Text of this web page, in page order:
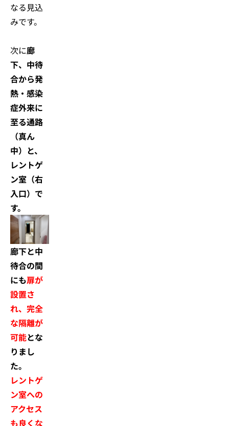
なる見込
みです。
次に廊
下、中待
合から発
熱・感染
症外来に
至る通路
（真ん
中）と、
レントゲ
ン室（右
入口）で
す。
廊下と中
待合の間
にも扉が
設置さ
れ、完全
な隔離が
可能とな
りまし
た。
レントゲ
ン室への
アクセス
も良くな